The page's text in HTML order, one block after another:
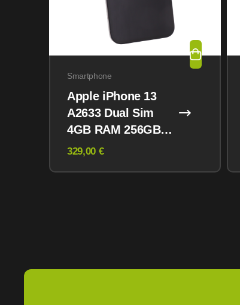
Smartphone
Apple iPhone 13
A2633 Dual Sim
4GB RAM 256GB
Midnight
329,00 €